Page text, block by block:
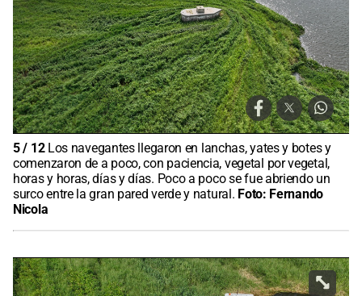
5/ 12 Los navegantes llegaron en lanchas, yates y botes y
comenzaron de a poco, con paciencia, vegetal por vegetal,
horas y horas, días y días. Poco a poco se fue abriendo un
surco entre la gran pared verde y natural. Foto: Fernando
Nicola